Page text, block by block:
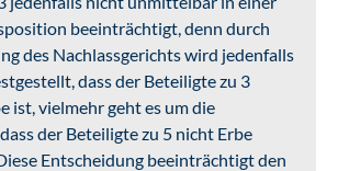
beeinträchtigt, denn durch
des Nachlassgerichts wird jedenfalls
dass der Beteiligte zu 3
ist, vielmehr geht es um die
der Beteiligte zu 5 nicht Erbe
Entscheidung beeinträchtigt den